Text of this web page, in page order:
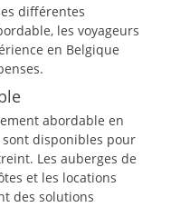
différentes
les voyageurs
en Belgique
abordable en
disponibles pour
Les auberges de
et les locations
des solutions